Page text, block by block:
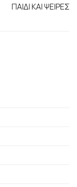
ΠΑΙΔΙ ΚΑΙ ΨΕΙΡΕΣ